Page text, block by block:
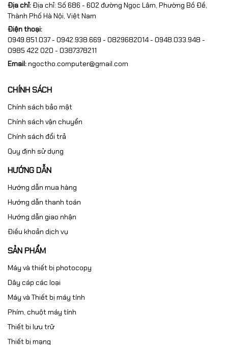
Địa chỉ:Địa chỉ: Số 686 - 602 đường Ngọc Lâm, Phường Bồ Đề,
Thành Phố Hà Nội, Việt Nam
Điện thoại:
0949.851.037 - 0942.938.669 - 0829682014 - 0948.033.948 -
0985 422 020 - 0387378211
Email:ngoctho.computer@gmail.com
CHÍNH SÁCH
Chính sách bảo mật
Chính sách vận chuyển
Chính sách đổi trả
Quy định sử dụng
HƯỚNG DẪN
Hướng dẫn mua hàng
Hướng dẫn thanh toán
Hướng dẫn giao nhận
Điều khoản dịch vụ
SẢN PHẨM
Máy và thiết bị photocopy
Dây cáp các loại
Máy và Thiết bị máy tính
Phím, chuột máy tính
Thiết bi lưu trữ
Thiết bị mạng